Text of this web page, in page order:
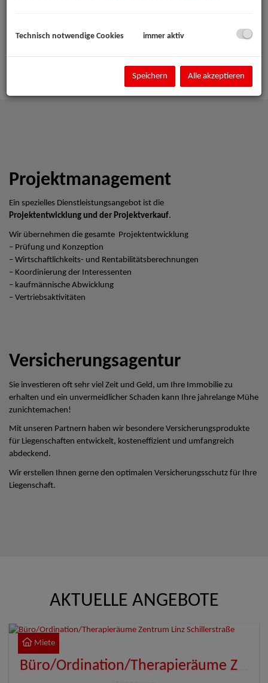
Projektmanagement
Ein spezielles Dienstleistungsangebot ist die
Projektentwicklung und der Projektverkauf.
Wir übernehmen die gesamte Projektentwicklung
– Prüfung und Konzeption
– Wirtschaftlichkeits- und Rentabilitätsberechnungen
– Koordinierung der Interessenten
– kaufmännische Abwicklung
– Vertriebsaktivitäten
Versicherungsagentur
Sie investieren oft sehr viel Zeit und Geld, um Ihre Immobilie zu
erhalten und ein unvermeidlicher Schaden kann Ihre jahrelange Mühe
zunichtemachen!
Mit unseren Partnern haben wir besondere Versicherungsprodukte
für Liegenschaften entwickelt, kosteneffizient und umfangreich
abdeckend.
Wir erstellen Ihnen gerne den optimalen Versicherungsschutz für Ihre
Liegenschaft.
AKTUELLE ANGEBOTE
Miete
Technisch notwendige Cookies immer aktiv
Speichern Alle akzeptieren